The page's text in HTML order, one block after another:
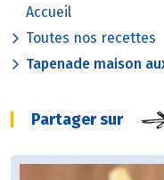
Accueil
Toutes nos recettes
Tapenade maison
Partager sur